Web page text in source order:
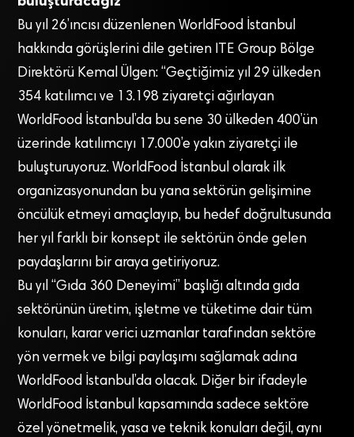
Bu yıl 26’ıncısı düzenlenen WorldFood İstanbul
hakkında görüşlerini dile getiren ITE Group Bölge
Direktörü Kemal Ülgen: “Geçtiğimiz yıl 29 ülkeden
354 katılımcı ve 13.198 ziyaretçi ağırlayan
WorldFood İstanbul’da bu sene 30 ülkeden 400’ün
üzerinde katılımcıyı 17.000’e yakın ziyaretçi ile
buluşturuyoruz. WorldFood İstanbul olarak ilk
organizasyonundan bu yana sektörün gelişimine
öncülük etmeyi amaçlayıp, bu hedef doğrultusunda
her yıl farklı bir konsept ile sektörün önde gelen
paydaşlarını bir araya getiriyoruz.
Bu yıl “Gıda 360 Deneyimi” başlığı altında gıda
sektörünün üretim, işletme ve tüketime dair tüm
konuları, karar verici uzmanlar tarafından sektöre
yön vermek ve bilgi paylaşımı sağlamak adına
WorldFood İstanbul’da olacak. Diğer bir ifadeyle
WorldFood İstanbul kapsamında sadece sektöre
özel yönetmelik, yasa ve teknik konuları değil, aynı